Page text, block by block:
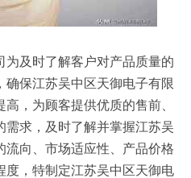
为及时了解客户对产品质量的
确保江苏吴中区天御电子有限
，为顾客提供优质的售前、
需求，及时了解并掌握江苏吴
流向、市场适应性、产品价格
度，特制定江苏吴中区天御电